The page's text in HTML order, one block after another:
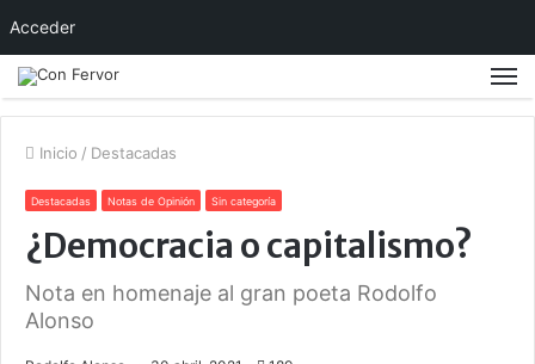
Inicio / Destacadas
Destacadas Notas de Opinión Sin categoría
¿Democracia o capitalismo?
Nota en homenaje al gran poeta Rodolfo
Alonso
Acceder